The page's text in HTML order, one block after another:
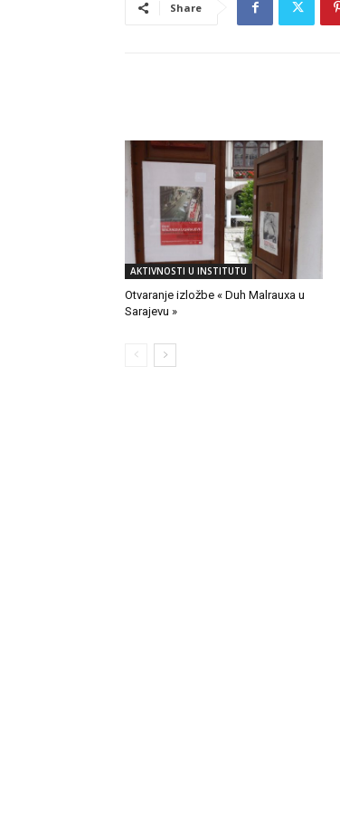
Share
AKTIVNOSTI U INSTITUTU
Otvaranje izložbe « Duh Malrauxa u
Sarajevu »